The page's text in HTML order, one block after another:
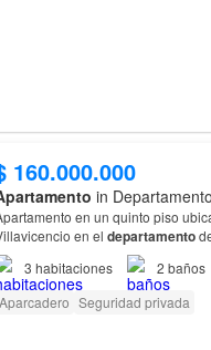
160.000.000
in
en un quinto piso
en el departamento
3 habitaciones 2 baños
Aparcadero Seguridad privada